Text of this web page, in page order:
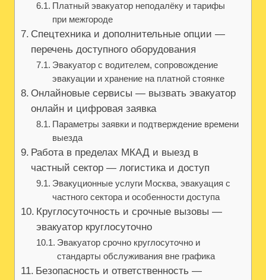
Платный эвакуатор неподалёку и тарифы
при межгороде
Спецтехника и дополнительные опции —
перечень доступного оборудования
Эвакуатор с водителем, сопровождение
эвакуации и хранение на платной стоянке
Онлайновые сервисы — вызвать эвакуатор
онлайн и цифровая заявка
Параметры заявки и подтверждение времени
выезда
Работа в пределах МКАД и выезд в
частный сектор — логистика и доступ
Эвакуционные услуги Москва, эвакуация с
частного сектора и особенности доступа
Круглосуточность и срочные вызовы —
эвакуатор круглосуточно
Эвакуатор срочно круглосуточно и
стандарты обслуживания вне графика
Безопасность и ответственность —